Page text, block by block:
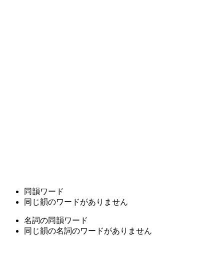
同韻ワード
同じ韻のワードがありません
名詞の同韻ワード
同じ韻の名詞のワードがありません